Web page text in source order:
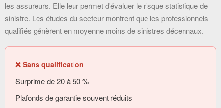
les assureurs. Elle leur permet d'évaluer le risque statistique de
sinistre. Les études du secteur montrent que les professionnels
qualifiés génèrent en moyenne moins de sinistres décennaux.
❌ Sans qualification
Surprime de 20 à 50 %
Plafonds de garantie souvent réduits